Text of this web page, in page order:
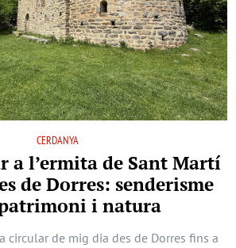
CERDANYA
a l’ermita de Sant Martí
de Dorres: senderisme
i natura
circular de mig dia des de Dorres fins a